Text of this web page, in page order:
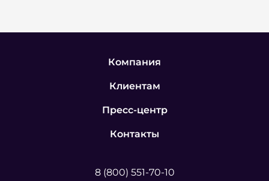
Компания
Клиентам
Пресс-центр
Контакты
8 (800) 551-70-10